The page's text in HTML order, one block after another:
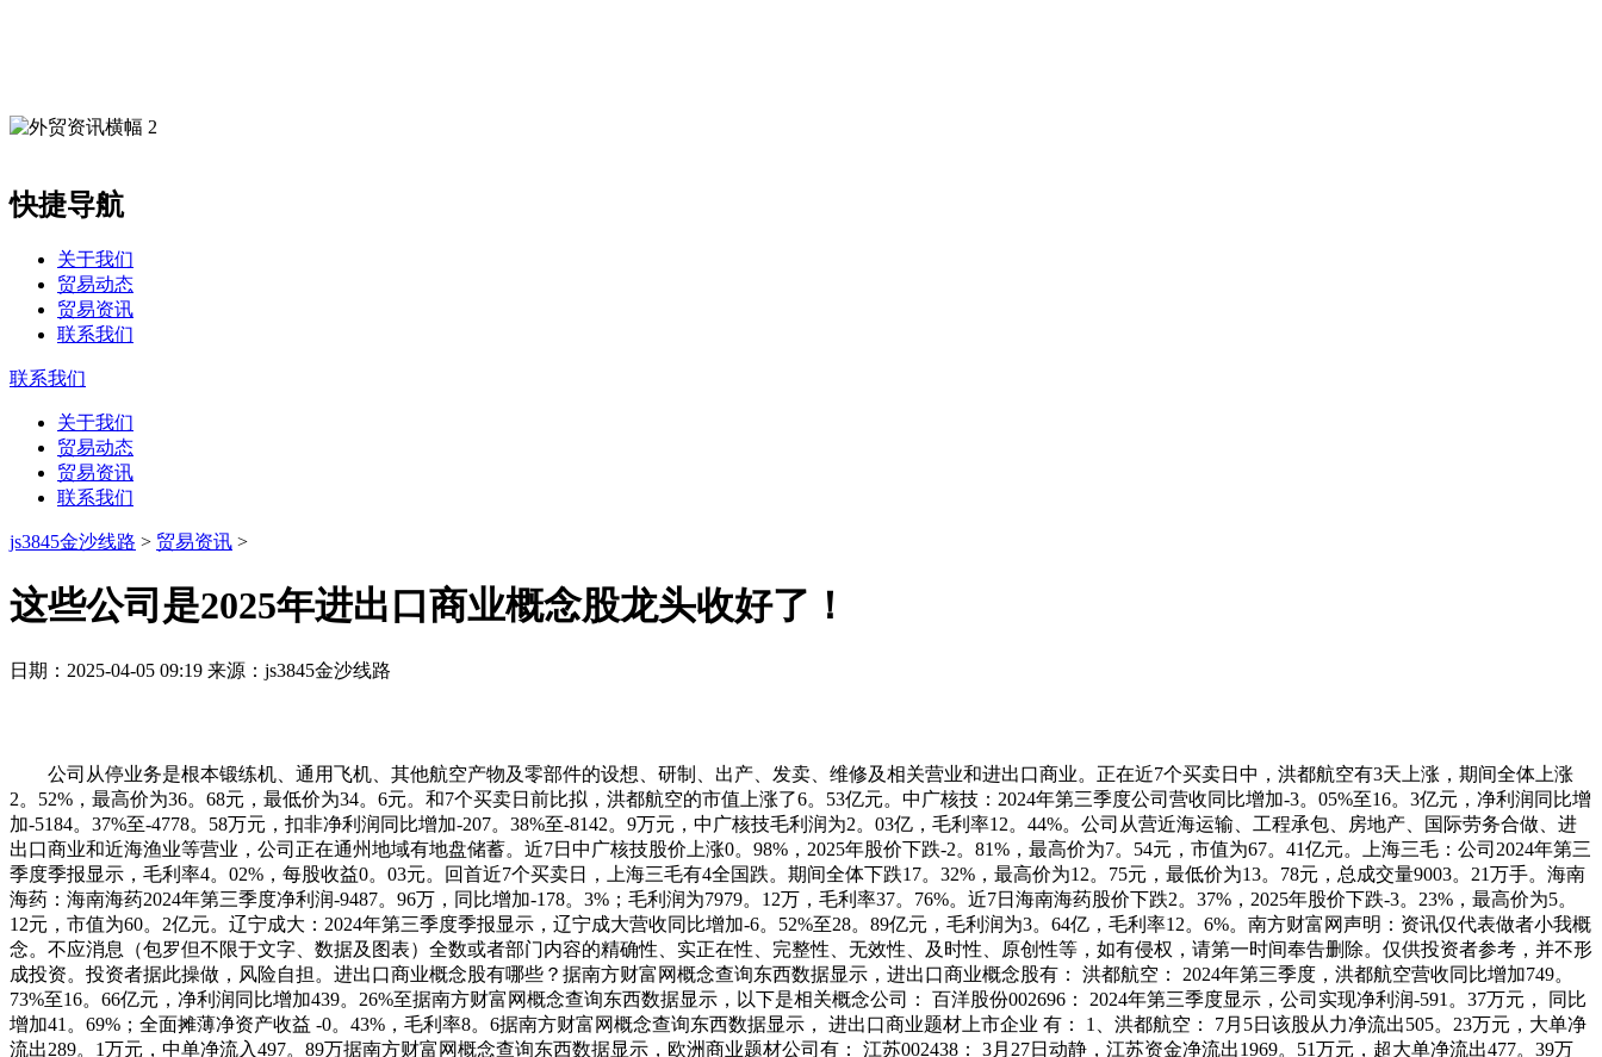
快捷导航
关于我们
贸易动态
贸易资讯
联系我们
联系我们
关于我们
贸易动态
贸易资讯
联系我们
js3845金沙线路 > 贸易资讯 >
这些公司是2025年进出口商业概念股龙头收好了！
日期：2025-04-05 09:19 来源：js3845金沙线路
公司从停业务是根本锻练机、通用飞机、其他航空产物及零部件的设想、研制、出产、发卖、维修及相关营业和进出口商业。正在近7个买卖日中，洪都航空有3天上涨，期间全体上涨
2。52%，最高价为36。68元，最低价为34。6元。和7个买卖日前比拟，洪都航空的市值上涨了6。53亿元。中广核技：2024年第三季度公司营收同比增加-3。05%至16。3亿元，净利润同比增
加-5184。37%至-4778。58万元，扣非净利润同比增加-207。38%至-8142。9万元，中广核技毛利润为2。03亿，毛利率12。44%。公司从营近海运输、工程承包、房地产、国际劳务合做、进
出口商业和近海渔业等营业，公司正在通州地域有地盘储蓄。近7日中广核技股价上涨0。98%，2025年股价下跌-2。81%，最高价为7。54元，市值为67。41亿元。上海三毛：公司2024年第三
季度季报显示，毛利率4。02%，每股收益0。03元。回首近7个买卖日，上海三毛有4全国跌。期间全体下跌17。32%，最高价为12。75元，最低价为13。78元，总成交量9003。21万手。海南
海药：海南海药2024年第三季度净利润-9487。96万，同比增加-178。3%；毛利润为7979。12万，毛利率37。76%。近7日海南海药股价下跌2。37%，2025年股价下跌-3。23%，最高价为5。
12元，市值为60。2亿元。辽宁成大：2024年第三季度季报显示，辽宁成大营收同比增加-6。52%至28。89亿元，毛利润为3。64亿，毛利率12。6%。南方财富网声明：资讯仅代表做者小我概
念。不应消息（包罗但不限于文字、数据及图表）全数或者部门内容的精确性、实正在性、完整性、无效性、及时性、原创性等，如有侵权，请第一时间奉告删除。仅供投资者参考，并不形
成投资。投资者据此操做，风险自担。进出口商业概念股有哪些？据南方财富网概念查询东西数据显示，进出口商业概念股有： 洪都航空： 2024年第三季度，洪都航空营收同比增加749。
73%至16。66亿元，净利润同比增加439。26%至据南方财富网概念查询东西数据显示，以下是相关概念公司： 百洋股份002696： 2024年第三季度显示，公司实现净利润-591。37万元， 同比
增加41。69%；全面摊薄净资产收益 -0。43%，毛利率8。6据南方财富网概念查询东西数据显示， 进出口商业题材上市企业 有： 1、洪都航空： 7月5日该股从力净流出505。23万元，大单净
流出289。1万元，中单净流入497。89万据南方财富网概念查询东西数据显示，欧洲商业题材公司有： 江苏002438： 3月27日动静，江苏资金净流出1969。51万元，超大单净流出477。39万